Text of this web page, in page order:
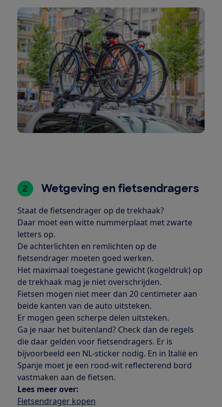
2 Wetgeving en fietsendragers
Staat de fietsendrager op de trekhaak?
Daar moet een witte nummerplaat met zwarte
letters op.
De achterlichten en remlichten op de
fietsendrager moeten goed werken.
Het maximaal toegestane gewicht (kogeldruk) op
de trekhaak mag je niet overschrijden.
Fietsen mogen niet meer dan 20 centimeter aan
beide kanten van de auto uitsteken.
Er mogen geen scherpe delen uitsteken.
Ga je naar het buitenland? Check dan de regels
die daar gelden voor fietsendragers. Er is
bijvoorbeeld een NL-sticker nodig. En in Italië en
Spanje moet je een rood-wit reflecterend bord
vastmaken aan de fietsen.
Lees meer over:
Fietsendrager kopen